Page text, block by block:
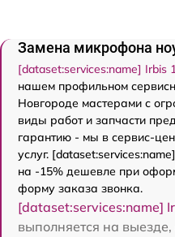
Замена микрофона
[dataset:services:name] Irbis
нашем профильном
Новгороде мастерами с
виды работ и запчасти
гарантию - мы в сервис-
услуг.
на -15% дешевле при
форму заказа звонка.
[dataset:services:name]
выполняется на выезде,